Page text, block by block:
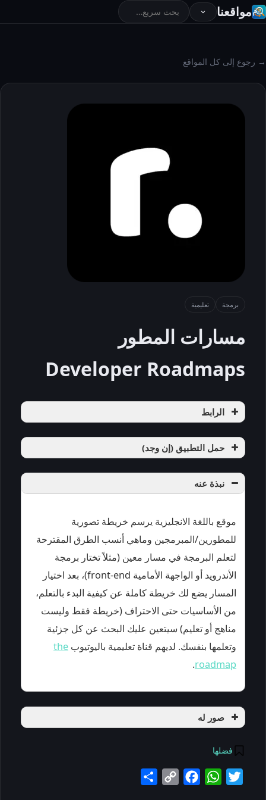
مواقعنا
→ رجوع إلى كل المواقع
برمجة تعليمية
مسارات المطور
Developer Roadmaps
الرابط
حمل التطبيق (إن وجد)
نبذة عنه
موقع باللغة الانجليزية يرسم خريطة تصورية
للمطورين/المبرمجين وماهي أنسب الطرق المقترحة
لتعلم البرمجة في مسار معين (مثلاً تختار برمجة
الأندرويد أو الواجهة الأمامية front-end)، بعد اختيار
المسار يضع لك خريطة كاملة عن كيفية البدء بالتعلم،
من الأساسيات حتى الاحتراف (خريطة فقط وليست
مناهج أو تعليم) سيتعين عليك البحث عن كل جزئية
وتعلمها بنفسك. لديهم قناة تعليمية باليوتيوب the
roadmap
.
صور له
فضلها
Twitter
WhatsApp
Facebook
Copy